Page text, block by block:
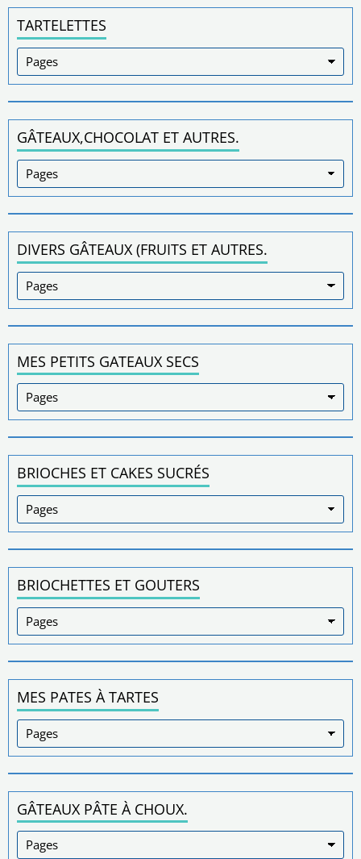
TARTELETTES
GÂTEAUX,CHOCOLAT ET AUTRES.
DIVERS GÂTEAUX (FRUITS ET AUTRES.
MES PETITS GATEAUX SECS
BRIOCHES ET CAKES SUCRÉS
BRIOCHETTES ET GOUTERS
MES PATES À TARTES
GÂTEAUX PÂTE À CHOUX.